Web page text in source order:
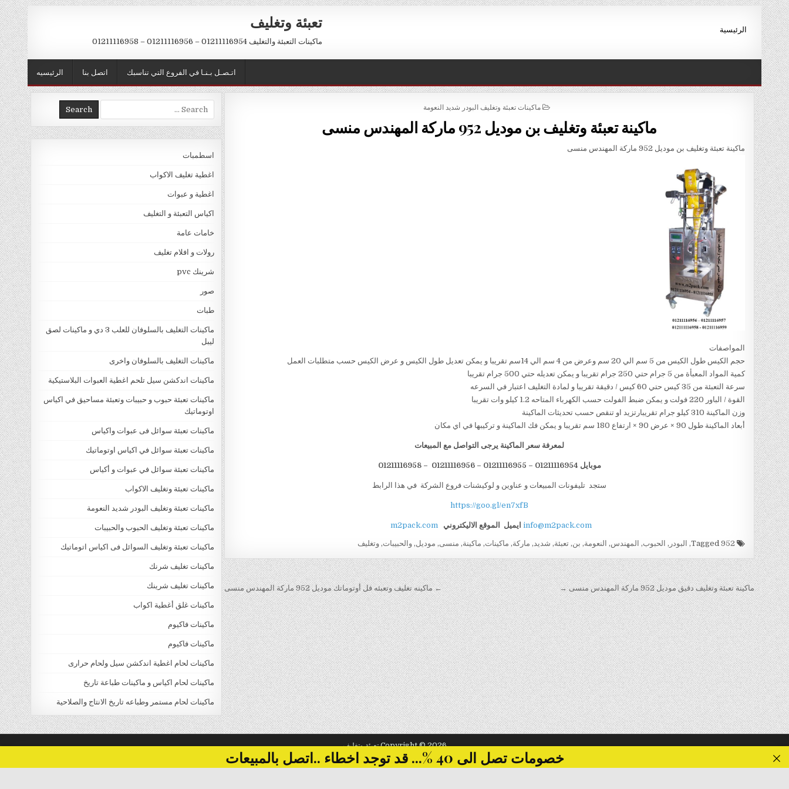
Skip
to
content
تعبئة وتغليف
ماكينات التعبئة والتغليف 01211116954 – 01211116956 – 01211116958
الرئيسية
الرئيسيه اتصل بنا اتـصـل بـنـا في الفروع التي تناسبك
POSTED
ماكينات تعبئة وتغليف البودر شديد النعومة
ماكينة تعبئة وتغليف بن موديل 952 ماركة المهندس منسى
ماكينة تعبئة وتغليف بن موديل 952 ماركة المهندس منسى
المواصفات
حجم الكيس طول الكيس من 5 سم الي 20 سم وعرض من 4 سم الي 14سم تقريبا و يمكن تعديل طول الكيس و عرض الكيس حسب متطلبات العمل
كمية المواد المعبأة من 5 جرام حتي 250 جرام تقريبا و يمكن تعديله حتي 500 جرام تقريبا
سرعة التعبئة من 35 كيس حتي 60 كيس / دقيقة تقريبا و لمادة التغليف اعتبار في السرعه
القوة / الباور 220 فولت و يمكن ضبط الفولت حسب الكهرباء المتاحه 1.2 كيلو وات تقريبا
وزن الماكينة 310 كيلو جرام تقريبارتزيد او تنقص حسب تحديثات الماكينة
أبعاد الماكينة طول 90 × عرض 90 × ارتفاع 180 سم تقريبا و يمكن فك الماكينة و تركيبها في اي مكان
لمعرفة سعر الماكينة يرجى التواصل مع المبيعات
موبايل 01211116954 – 01211116955 – 01211116956 – 01211116958
ستجد تليفونات المبيعات و عناوين و لوكيشنات فروع الشركة في هذا الرابط
https://goo.gl/en7xfB
info@m2pack.comايميل الموقع الاليكتروني m2pack.com
952
, البودر , الحبوب, المهندس, النعومة, بن,تعبئة, شديد, ماركة, ماكينات, ماكينة, منسى, موديل,والحبيبات,وتغليف
تصفّح
المقالات
← ماكينه تغليف وتعبئه فل أوتوماتك موديل 952 ماركة المهندس منسى ماكينة تعبئة وتغليف دقيق موديل 952 ماركة المهندس منسى →
Search
for:
اسطمبات
اغطية تغليف الاكواب
اغطية و عبوات
اكياس التعبئة و التغليف
خامات عامة
رولات و افلام تغليف
شرينك pvc
صور
طبات
ماكينات التغليف بالسلوفان للعلب 3 دي و ماكينات لصق
ليبل
ماكينات التغليف بالسلوفان واخرى
ماكينات اندكشن سيل تلحم اغطية العبوات البلاستيكية
ماكينات تعبئة حبوب و حبيبات وتعبئة مساحيق في اكياس
اوتوماتيك
ماكينات تعبئة سوائل فى عبوات واكياس
ماكينات تعبئة سوائل في اكياس اوتوماتيك
ماكينات تعبئة سوائل في عبوات و أكياس
ماكينات تعبئة وتغليف الاكواب
ماكينات تعبئة وتغليف البودر شديد النعومة
ماكينات تعبئة وتغليف الحبوب والحبيبات
ماكينات تعبئة وتغليف السوائل فى اكياس اتوماتيك
ماكينات تغليف شرنك
ماكينات تغليف شرينك
ماكينات غلق أغطية اكواب
ماكينات فاكيوم
ماكينات فاكيوم
ماكينات لحام اغطية اندكشن سيل ولحام حرارى
ماكينات لحام اكياس و ماكينات طباعة تاريخ
ماكينات لحام مستمر وطباعه تاريخ الانتاج والصلاحية
Copyright © 2026 تعبئة وتغليف
Design by ThemesDNA.com
خصومات تصل الى 40 %... قد توجد اخطاء ..اتصل بالمبيعات